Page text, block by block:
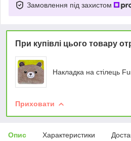
Замовлення під захистом
При купівлі цього товару
Накладка на стілець
Приховати
Опис Характеристики